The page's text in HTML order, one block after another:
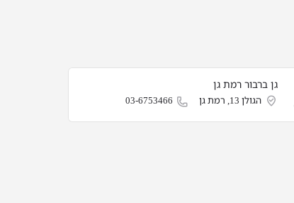
גן ברבור רמת גן
הגולן 13, רמת גן 03-6753466